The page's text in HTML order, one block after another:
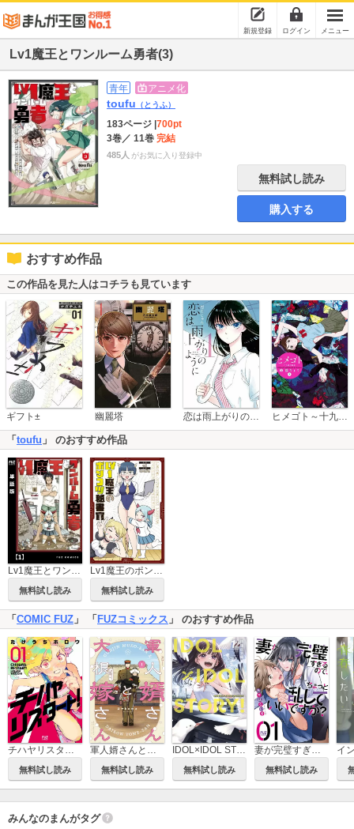
新規登録 ログイン メニュー
Lv1魔王とワンルーム勇者(3)
青年 アニメ化
toufu （とうふ）
183ページ 700pt
3巻／ 11巻 完結
485人 がお気に入り登録中
無料試し読み
購入する
おすすめ作品
この作品を見た人はコチラも見ています
ギフト± 幽麗塔 恋は雨上がりのように ヒメゴト～十九歳の制服～
「 toufu 」 のおすすめ作品
Lv1魔王とワンルーム勇者【単話版】
無料試し読み
Lv1魔王のポンコツ秘書官
無料試し読み
「 COMIC FUZ 」 「 FUZコミックス 」 のおすすめ作品
無料試し読み 無料試し読み 無料試し読み 無料試し読み
みんなのまんがタグ